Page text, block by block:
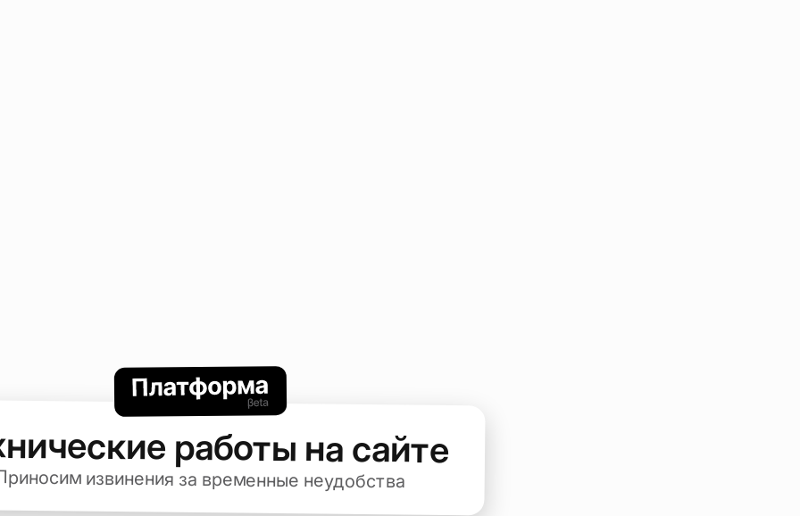
работы на сайте
извинения за временные неудобства